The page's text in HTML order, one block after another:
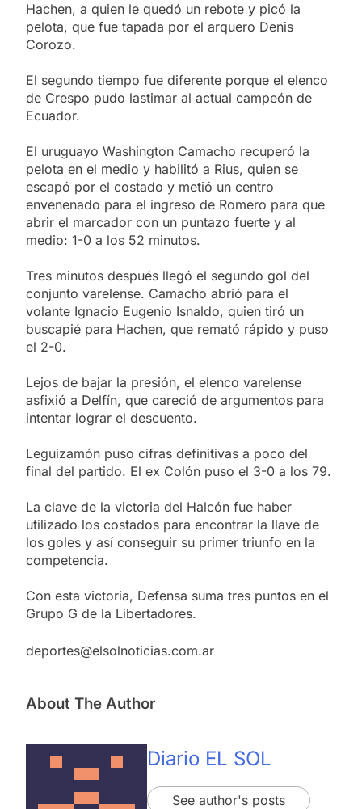
Hachen, a quien le quedó un rebote y picó la
pelota, que fue tapada por el arquero Denis
Corozo.
El segundo tiempo fue diferente porque el elenco
de Crespo pudo lastimar al actual campeón de
Ecuador.
El uruguayo Washington Camacho recuperó la
pelota en el medio y habilitó a Rius, quien se
escapó por el costado y metió un centro
envenenado para el ingreso de Romero para que
abrir el marcador con un puntazo fuerte y al
medio: 1-0 a los 52 minutos.
Tres minutos después llegó el segundo gol del
conjunto varelense. Camacho abrió para el
volante Ignacio Eugenio Isnaldo, quien tiró un
buscapié para Hachen, que remató rápido y puso
el 2-0.
Lejos de bajar la presión, el elenco varelense
asfixió a Delfín, que careció de argumentos para
intentar lograr el descuento.
Leguizamón puso cifras definitivas a poco del
final del partido. El ex Colón puso el 3-0 a los 79.
La clave de la victoria del Halcón fue haber
utilizado los costados para encontrar la llave de
los goles y así conseguir su primer triunfo en la
competencia.
Con esta victoria, Defensa suma tres puntos en el
Grupo G de la Libertadores.
deportes@elsolnoticias.com.ar
About The Author
Diario EL SOL
See author's posts